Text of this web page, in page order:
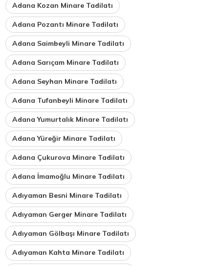
Adana Kozan Minare Tadilatı
Adana Pozantı Minare Tadilatı
Adana Saimbeyli Minare Tadilatı
Adana Sarıçam Minare Tadilatı
Adana Seyhan Minare Tadilatı
Adana Tufanbeyli Minare Tadilatı
Adana Yumurtalık Minare Tadilatı
Adana Yüreğir Minare Tadilatı
Adana Çukurova Minare Tadilatı
Adana İmamoğlu Minare Tadilatı
Adıyaman Besni Minare Tadilatı
Adıyaman Gerger Minare Tadilatı
Adıyaman Gölbaşı Minare Tadilatı
Adıyaman Kahta Minare Tadilatı